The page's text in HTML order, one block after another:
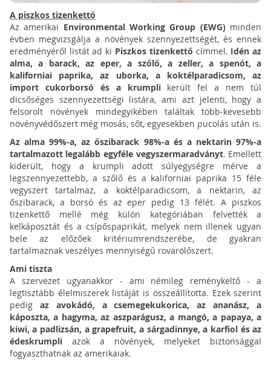
A piszkos tizenkettő
Az amerikai Environmental Working Group (EWG)minden
évben megvizsgálja a növények szennyezettségét, és ennek
eredményéről listát ad ki Piszkos tizenkettő címmel. Idén az
alma, a barack, az eper, a szőlő, a zeller, a spenót, a
kaliforniai paprika, az uborka, a koktélparadicsom, az
import cukorborsó és a krumplikerült fel a nem túl
dicsőséges szennyezettségi listára, ami azt jelenti, hogy a
felsorolt növények mindegyikében találtak több-kevesebb
növényvédőszert még mosás, sőt, egyesekben pucolás után is.
Az alma 99%-a, az őszibarack 98%-a és a nektarin 97%-a
tartalmazott legalább egyféle vegyszermaradványt. Emellett
kiderült, hogy a krumpli adott súlyegységre mérve a
legszennyezettebb, a szőlő és a kaliforniai paprika 15 féle
vegyszert tartalmaz, a koktélparadicsom, a nektarin, az
őszibarack, a borsó és az eper pedig 13 félét. A piszkos
tizenkettő mellé még külön kategóriában felvették a
kelkáposztát és a csípőspaprikát, melyek nem illenek ugyan
bele az előzőek kritériumrendszerébe, de gyakran
tartalmaznak veszélyes mennyiségű rovarölőszert.
Ami tiszta
A szervezet ugyanakkor - ami némileg reménykeltő - a
legtisztább élelmiszerek listáját is összeállította. Ezek szerint
pedig az avokádó, a csemegekukorica, az ananász, a
káposzta, a hagyma, az aszparágusz, a mangó, a papaya, a
kiwi, a padlizsán, a grapefruit, a sárgadinnye, a karfiol és az
édeskrumpliazok a növények, melyeket biztonsággal
fogyaszthatnak az amerikaiak.